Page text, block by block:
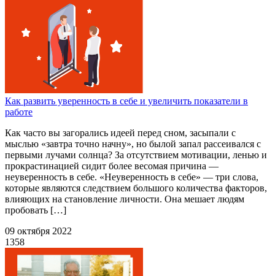
Как развить уверенность в себе и увеличить показатели в
работе
Как часто вы загорались идеей перед сном, засыпали с
мыслью «завтра точно начну», но былой запал рассеивался с
первыми лучами солнца? За отсутствием мотивации, ленью и
прокрастинацией сидит более весомая причина —
неуверенность в себе. «Неуверенность в себе» — три слова,
которые являются следствием большого количества факторов,
влияющих на становление личности. Она мешает людям
пробовать […]
09 октября 2022
1358